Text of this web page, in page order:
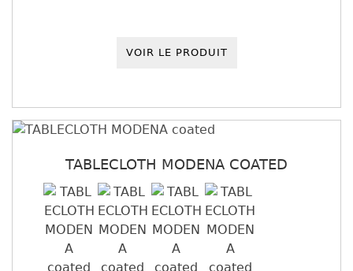
VOIR LE PRODUIT
TABLECLOTH MODENA COATED